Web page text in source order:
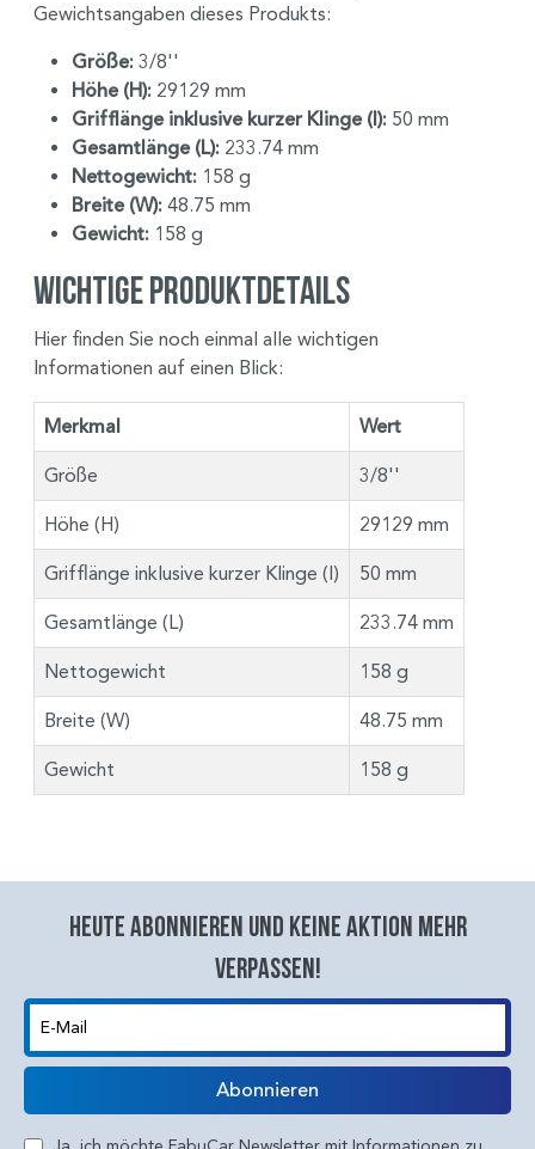
Gewichtsangaben dieses Produkts:
Größe: 3/8''
Höhe (H): 29129 mm
Grifflänge inklusive kurzer Klinge (I): 50 mm
Gesamtlänge (L): 233.74 mm
Nettogewicht: 158 g
Breite (W): 48.75 mm
Gewicht: 158 g
Wichtige Produktdetails
Hier finden Sie noch einmal alle wichtigen
Informationen auf einen Blick:
Merkmal Wert
Größe 3/8''
Höhe (H) 29129 mm
Grifflänge inklusive kurzer Klinge (I) 50 mm
Gesamtlänge (L) 233.74 mm
Nettogewicht 158 g
Breite (W) 48.75 mm
Gewicht 158 g
Heute abonnieren und keine aktion mehr
verpassen!
E-Mail
Abonnieren